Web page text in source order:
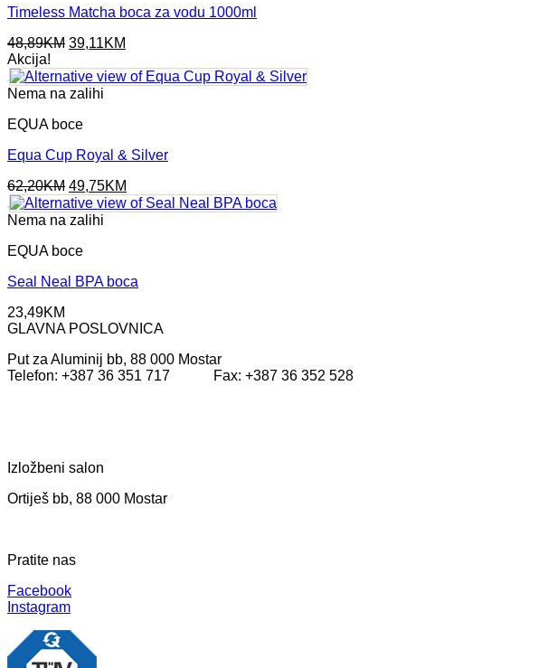
Timeless Matcha boca za vodu 1000ml
48,89KM Original
was:
48,89KM.
39,11KM
is:
39,11KM.
Akcija!
Nema na zalihi
EQUA boce
Equa Cup Royal & Silver
62,20KM Original
price
was:
49,75KM
price
is:
Nema na zalihi
EQUA boce
Seal Neal BPA boca
23,49KM
GLAVNA POSLOVNICA
Put za Aluminij bb, 88 000 Mostar
Telefon: +387 36 351 717 Fax: +387 36 352 528
Izložbeni salon
Ortiješ bb, 88 000 Mostar
Pratite nas
Facebook
Instagram